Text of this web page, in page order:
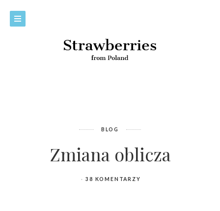
BLOG
Zmiana oblicza
38 KOMENTARZY